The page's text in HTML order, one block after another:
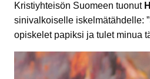
Kristiyhteisön Suomeen tuonut
sinivalkoiselle iskelmätähdelle:
opiskelet papiksi ja tulet minua